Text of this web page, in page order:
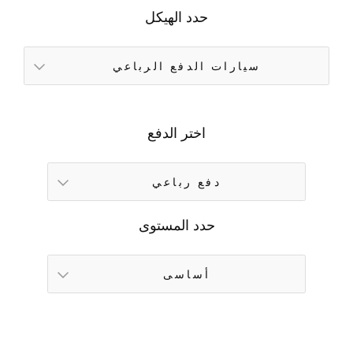
حدد الهيكل
سيارات الدفع الرباعي
اختر الدفع
دفع رباعي
حدد المستوى
أساسى